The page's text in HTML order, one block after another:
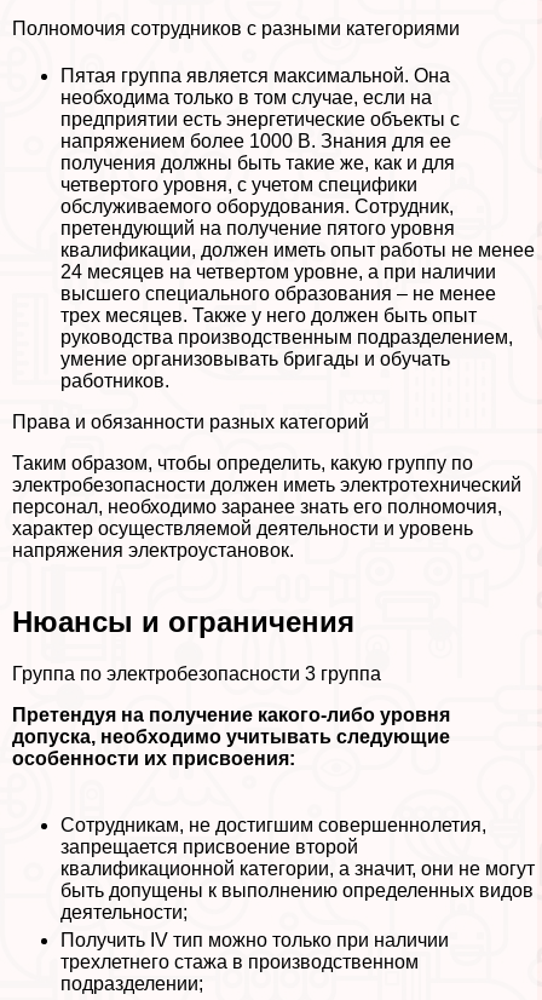
Полномочия сотрудников с разными категориями
Пятая группа является максимальной. Она
необходима только в том случае, если на
предприятии есть энергетические объекты с
напряжением более 1000 В. Знания для ее
получения должны быть такие же, как и для
четвертого уровня, с учетом специфики
обслуживаемого оборудования. Сотрудник,
претендующий на получение пятого уровня
квалификации, должен иметь опыт работы не менее
24 месяцев на четвертом уровне, а при наличии
высшего специального образования – не менее
трех месяцев. Также у него должен быть опыт
руководства производственным подразделением,
умение организовывать бригады и обучать
работников.
Права и обязанности разных категорий
Таким образом, чтобы определить, какую группу по
электробезопасности должен иметь электротехнический
персонал, необходимо заранее знать его полномочия,
хаpaктер осуществляемой деятельности и уровень
напряжения электроустановок.
Нюансы и ограничения
Группа по электробезопасности 3 группа
Претендуя на получение какого-либо уровня
допуска, необходимо учитывать следующие
особенности их присвоения:
Сотрудникам, не достигшим совершеннолетия,
запрещается присвоение второй
квалификационной категории, а значит, они не могут
быть допущены к выполнению определенных видов
деятельности;
Получить IV тип можно только при наличии
трехлетнего стажа в производственном
подразделении;